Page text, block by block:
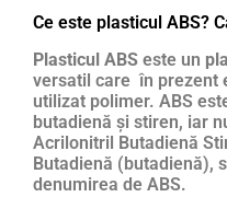
Ce este plasticul ABS?
Plasticul ABS este un
versatil care în prezent
utilizat polimer. ABS
butadienă și stiren, iar
Acrilonitril Butadienă
Butadienă (butadienă),
denumirea de ABS.